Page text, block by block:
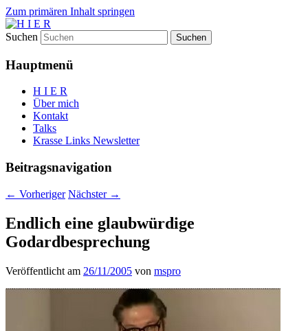
Zum primären Inhalt springen
H I E R
Suchen
Hauptmenü
H I E R
Über mich
Kontakt
Talks
Krasse Links Newsletter
Beitragsnavigation
← Vorheriger Nächster →
Endlich eine glaubwürdige
Godardbesprechung
Veröffentlicht am 26/11/2005 von mspro